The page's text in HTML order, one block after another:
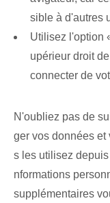
sible à d'autres
Utilisez l'option
upérieur droit
connecter de
N'oubliez pas de
ger vos données et
s les utilisez
nformations
supplémentaires